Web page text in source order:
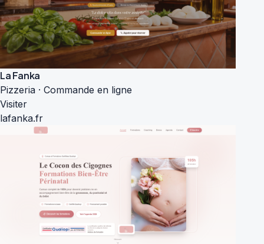
La Fanka
Pizzeria · Commande en ligne
Visiter
lafanka.fr